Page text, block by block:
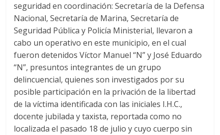
seguridad en coordinación: Secretaría de la Defensa
Nacional, Secretaría de Marina, Secretaría de
Seguridad Pública y Policía Ministerial, llevaron a
cabo un operativo en este municipio, en el cual
fueron detenidos Víctor Manuel “N” y José Eduardo
“N”, presuntos integrantes de un grupo
delincuencial, quienes son investigados por su
posible participación en la privación de la libertad
de la víctima identificada con las iniciales I.H.C.,
docente jubilada y taxista, reportada como no
localizada el pasado 18 de julio y cuyo cuerpo sin